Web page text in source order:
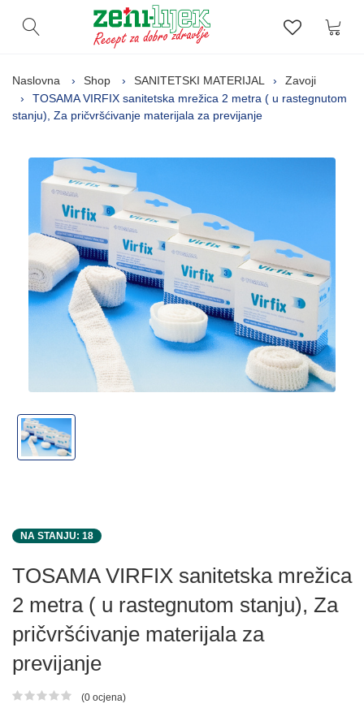
Otvori pretragu Lista
Naslovna Shop SANITETSKI MATERIJAL
Zavoji
TOSAMA VIRFIX sanitetska mrežica 2 metra ( u rastegnutom
stanju), Za pričvršćivanje materijala za previjanje
NA STANJU: 18
TOSAMA VIRFIX sanitetska mrežica
2 metra ( u rastegnutom stanju), Za
pričvršćivanje materijala za
previjanje
Ocjena proizvoda
(0 ocjena)